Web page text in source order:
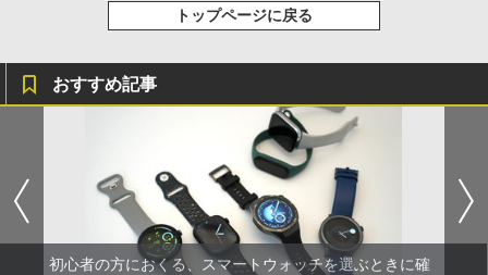
トップページに戻る
おすすめ記事
初心者の方におくる、スマートウォッチを選ぶときに確